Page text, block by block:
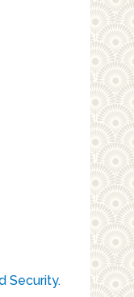
Security.